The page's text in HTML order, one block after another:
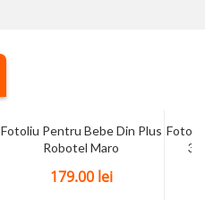
Fotoliu Pentru Bebe Din Plus
Robotel Maro
179.00 lei
3